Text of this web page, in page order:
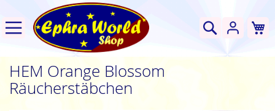
Suche
HEM Orange Blossom
Räucherstäbchen